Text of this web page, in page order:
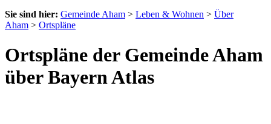
Sie sind hier: Gemeinde Aham > Leben & Wohnen > Über
Aham > Ortspläne
Ortspläne der Gemeinde Aham
über Bayern Atlas